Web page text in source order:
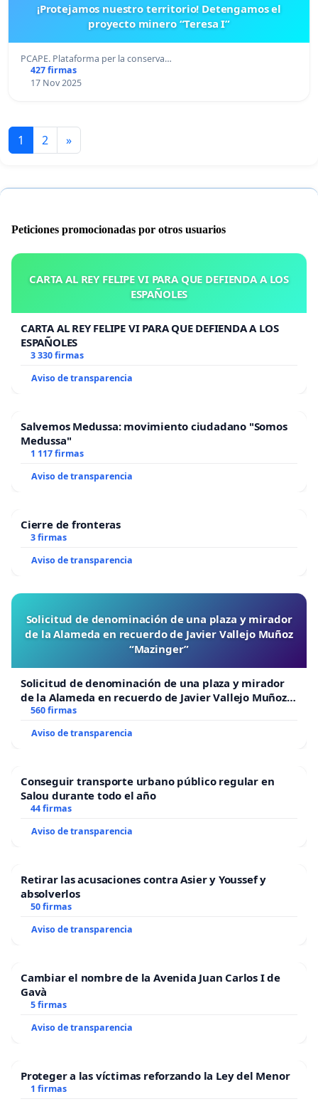
¡Protejamos nuestro territorio! Detengamos el
proyecto minero “Teresa I”
PCAPE. Plataforma per la conserva…
427 firmas
17 Nov 2025
1 2 »
Peticiones promocionadas por otros usuarios
CARTA AL REY FELIPE VI PARA QUE DEFIENDA A LOS
ESPAÑOLES
CARTA AL REY FELIPE VI PARA QUE DEFIENDA A LOS
ESPAÑOLES
3 330 firmas
Aviso de transparencia
Salvemos Medussa: movimiento ciudadano "Somos
Medussa"
1 117 firmas
Aviso de transparencia
Cierre de fronteras
3 firmas
Aviso de transparencia
Solicitud de denominación de una plaza y mirador
de la Alameda en recuerdo de Javier Vallejo Muñoz
“Mazinger”
Solicitud de denominación de una plaza y mirador
de la Alameda en recuerdo de Javier Vallejo Muñoz
“Mazinger”
560 firmas
Aviso de transparencia
Conseguir transporte urbano público regular en
Salou durante todo el año
44 firmas
Aviso de transparencia
Retirar las acusaciones contra Asier y Youssef y
absolverlos
50 firmas
Aviso de transparencia
Cambiar el nombre de la Avenida Juan Carlos I de
Gavà
5 firmas
Aviso de transparencia
Proteger a las víctimas reforzando la Ley del Menor
1 firmas